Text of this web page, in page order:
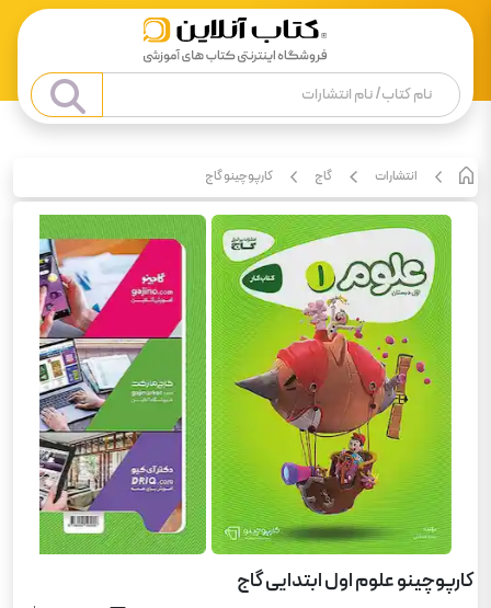
انتشارات گاج کارپوچینو گاج
کارپوچینو علوم اول ابتدایی گاج